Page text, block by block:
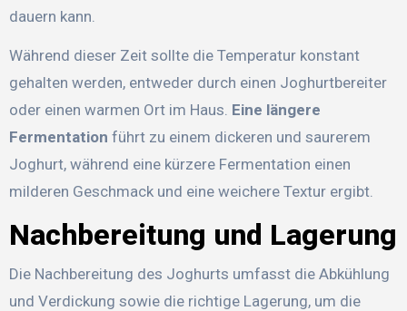
dauern kann.
Während dieser Zeit sollte die Temperatur konstant
gehalten werden, entweder durch einen Joghurtbereiter
oder einen warmen Ort im Haus. Eine längere
Fermentation führt zu einem dickeren und saurerem
Joghurt, während eine kürzere Fermentation einen
milderen Geschmack und eine weichere Textur ergibt.
Nachbereitung und Lagerung
Die Nachbereitung des Joghurts umfasst die Abkühlung
und Verdickung sowie die richtige Lagerung, um die